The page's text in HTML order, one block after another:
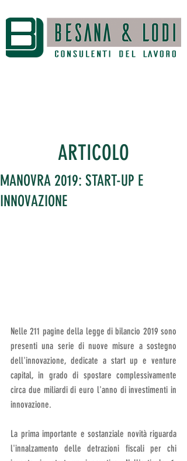
ARTICOLO
MANOVRA 2019: START-UP E
INNOVAZIONE
Nelle 211 pagine della legge di bilancio 2019 sono
presenti una serie di nuove misure a sostegno
dell'innovazione, dedicate a start up e venture
capital, in grado di spostare complessivamente
circa due miliardi di euro l'anno di investimenti in
innovazione.
La prima importante e sostanziale novità riguarda
l'innalzamento delle detrazioni fiscali per chi